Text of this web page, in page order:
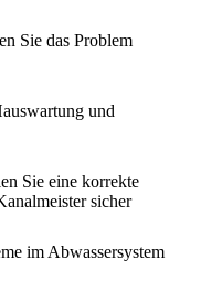
Sie das Problem
und
Sie eine korrekte
sicher
im Abwassersystem